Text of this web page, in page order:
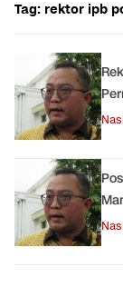
Tag: rektor ipb